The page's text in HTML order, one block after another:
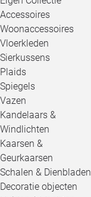
Accessoires
Woonaccessoires
Vloerkleden
Sierkussens
Plaids
Spiegels
Vazen
Kandelaars &
Windlichten
Kaarsen &
Geurkaarsen
Schalen & Dienbladen
Decoratie objecten